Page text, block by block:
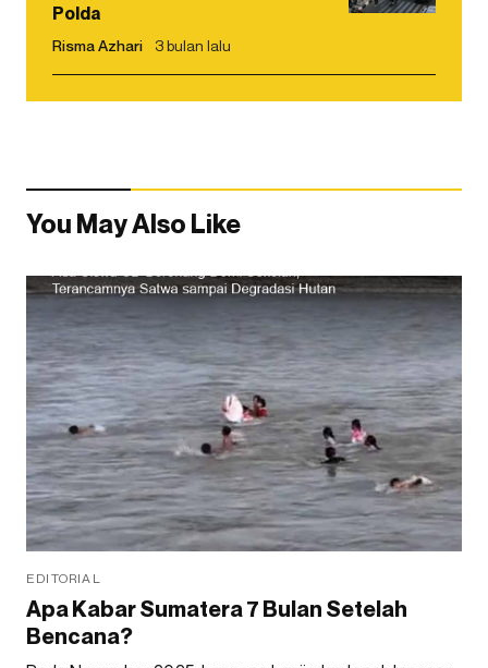
Polda
Risma Azhari 3 bulan lalu
You May Also Like
EDITORIAL
Apa Kabar Sumatera 7 Bulan Setelah
Bencana?